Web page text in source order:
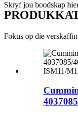
Skryf jou boodskap
Fokus op die